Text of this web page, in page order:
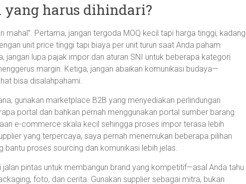
yang harus dihindari?
mahal”. Pertama, jangan tergoda MOQ kecil tapi harga tinggi; kadang
unit price tinggi tapi biaya per unit turun saat Anda paham
jangan lupa pajak impor dan aturan SNI untuk beberapa kategori
margin. Ketiga, jangan abaikan komunikasi budaya—
bisa disalahpahami.
gunakan marketplace B2B yang menyediakan perlindungan
portal dan bahkan pernah menggunakan portal sumber barang
e-commerce skala kecil sehingga proses impor terasa lebih
yang terpercaya, saya pernah menemukan beberapa pilihan
bantu proses sourcing dan komunikasi lebih jelas.
jalan pintas untuk membangun brand yang kompetitif—asal Anda tahu
foto, dan cerita. Gunakan supplier sebagai mitra, bukan